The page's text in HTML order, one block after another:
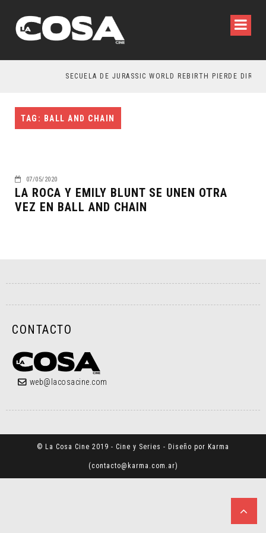
SECUELA DE JURASSIC WORLD REBIRTH PIERDE
TAG: BALL AND CHAIN
07/05/2020
LA ROCA Y EMILY BLUNT SE UNEN OTRA
VEZ EN BALL AND CHAIN
CONTACTO
web@lacosacine.com
© La Cosa Cine 2019 - Cine y Series - Diseño por Karma
(contacto@karma.com.ar)